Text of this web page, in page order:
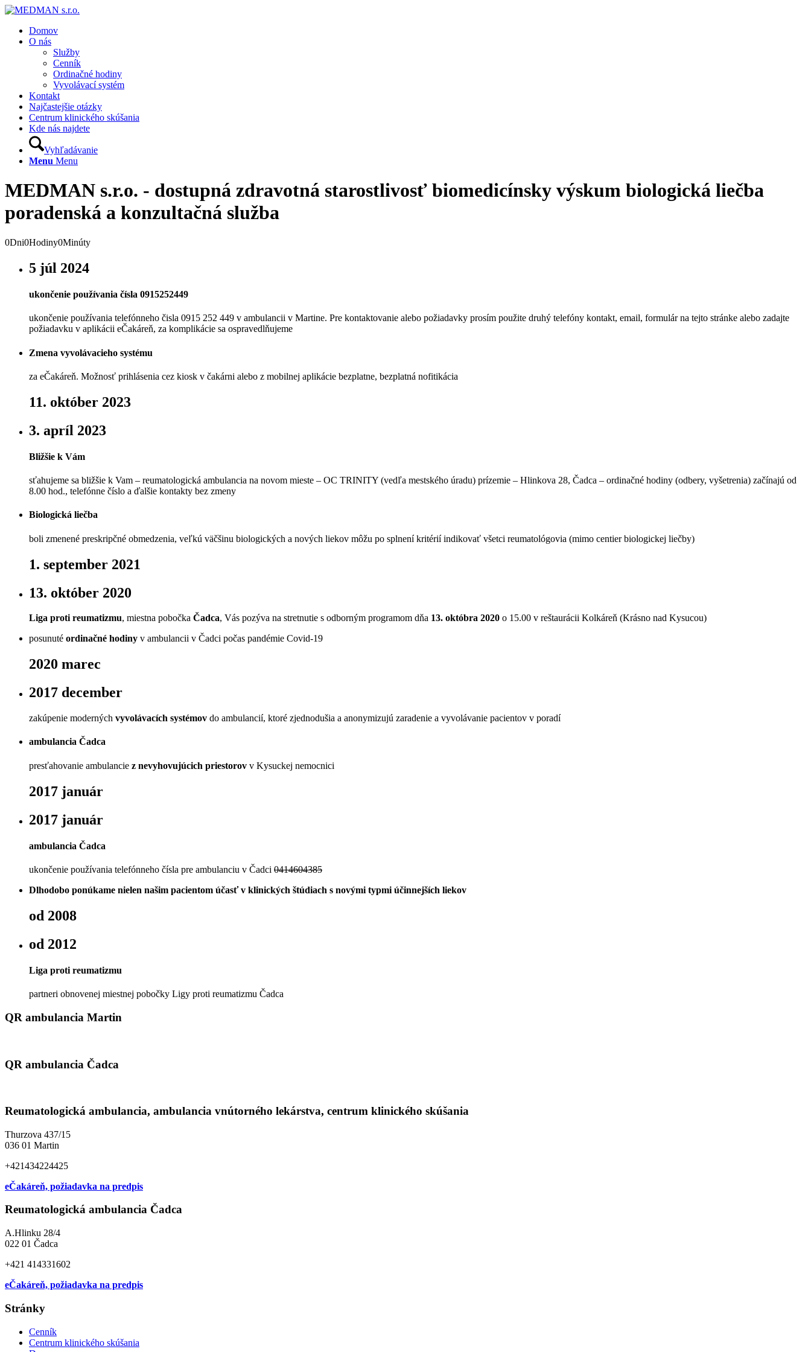
Domov
O nás
Služby
Cenník
Ordinačné hodiny
Vyvolávací systém
Kontakt
Najčastejšie otázky
Centrum klinického skúšania
Kde nás najdete
Vyhľadávanie
Menu Menu
MEDMAN s.r.o. - dostupná zdravotná starostlivosť biomedicínsky výskum biologická liečba
poradenská a konzultačná služba
0Dni0Hodiny0Minúty
5 júl 2024
ukončenie používania čísla 0915252449
ukončenie používania telefónneho čisla 0915 252 449 v ambulancii v Martine. Pre kontaktovanie alebo požiadavky prosím použite druhý telefóny kontakt, email, formulár na tejto stránke alebo zadajte
požiadavku v aplikácii eČakáreň, za komplikácie sa ospravedlňujeme
Zmena vyvolávacieho systému
za eČakáreň. Možnosť prihlásenia cez kiosk v čakárni alebo z mobilnej aplikácie bezplatne, bezplatná nofitikácia
11. október 2023
3. apríl 2023
Bližšie k Vám
sťahujeme sa bližšie k Vam – reumatologická ambulancia na novom mieste – OC TRINITY (vedľa mestského úradu) prízemie – Hlinkova 28, Čadca – ordinačné hodiny (odbery, vyšetrenia) začínajú od
8.00 hod., telefónne číslo a ďalšie kontakty bez zmeny
Biologická liečba
boli zmenené preskripčné obmedzenia, veľkú väčšinu biologických a nových liekov môžu po splnení kritérií indikovať všetci reumatológovia (mimo centier biologickej liečby)
1. september 2021
13. október 2020
Liga proti reumatizmu, miestna pobočka Čadca, Vás pozýva na stretnutie s odborným programom dňa 13. októbra 2020 o 15.00 v reštaurácii Kolkáreň (Krásno nad Kysucou)
posunuté ordinačné hodiny v ambulancii v Čadci počas pandémie Covid-19
2020 marec
2017 december
zakúpenie moderných vyvolávacích systémov do ambulancií, ktoré zjednodušia a anonymizujú zaradenie a vyvolávanie pacientov v poradí
ambulancia Čadca
presťahovanie ambulancie z nevyhovujúcich priestorov v Kysuckej nemocnici
2017 január
2017 január
ambulancia Čadca
ukončenie používania telefónneho čísla pre ambulanciu v Čadci 0414604385
Dlhodobo ponúkame nielen našim pacientom účasť v klinických štúdiach s novými typmi účinnejších liekov
od 2008
od 2012
Liga proti reumatizmu
partneri obnovenej miestnej pobočky Ligy proti reumatizmu Čadca
QR ambulancia Martin
QR ambulancia Čadca
Reumatologická ambulancia, ambulancia vnútorného lekárstva, centrum klinického skúšania
Thurzova 437/15
036 01 Martin
+421434224425
eČakáreň, požiadavka na predpis
Reumatologická ambulancia Čadca
A.Hlinku 28/4
022 01 Čadca
+421 414331602
eČakáreň, požiadavka na predpis
Stránky
Cenník
Centrum klinického skúšania